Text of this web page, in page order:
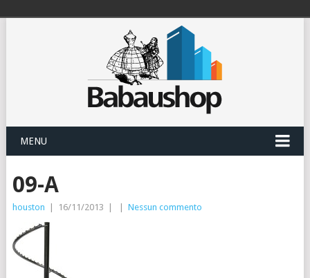
MENU
09-A
houston 16/11/2013 Nessun commento